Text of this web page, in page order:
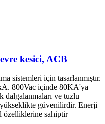
kesici, ACB
sistemleri için tasarlanmıştır.
800Vac içinde 80KA'ya
dalgalanmaları ve tuzlu
yükseklikte güvenilirdir. Enerji
özelliklerine sahiptir